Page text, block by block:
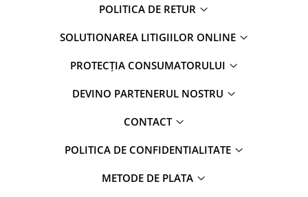
POLITICA DE RETUR
SOLUTIONAREA LITIGIILOR ONLINE
PROTECȚIA CONSUMATORULUI
DEVINO PARTENERUL NOSTRU
CONTACT
POLITICA DE CONFIDENTIALITATE
METODE DE PLATA